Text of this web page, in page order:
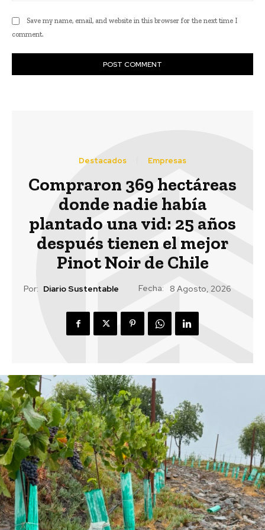
Save my name, email, and website in this browser for the next time I
comment.